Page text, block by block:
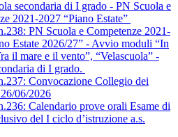
secondaria di I grado - PN Scuola e
2021-2027 “Piano Estate”
PN Scuola e Competenze 2021-
Estate 2026/27” - Avvio moduli “In
il mare e il vento”, “Velascuola” -
di I grado.
Convocazione Collegio dei
06/2026
Calendario prove orali Esame di
del I ciclo d’istruzione a.s.